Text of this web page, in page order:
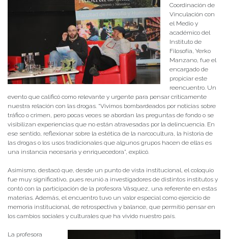
Coordinación de
Vinculación con
el Medio y
académico del
Instituto de
Filosofía, Yerko
Manzano, fue el
encargado de
propiciar este
reencuentro. Un
evento que calificó como relevante y urgente para pensar críticamente
nuestra relación con las drogas. “Vivimos bombardeados por noticias sobre
tráfico o crimen, pero pocas veces se abordan las preguntas de fondo o se
visibilizan experiencias que no están atravesadas por la delincuencia. En
ese sentido, reflexionar sobre la estética de la narcocultura, la historia de
las drogas o los usos tradicionales que algunos grupos hacen de ellas es
una instancia necesaria y enriquecedora”, explicó.
Asimismo, destacó que, desde un punto de vista institucional, el coloquio
fue muy significativo, pues reunió a investigadores de distintos institutos y
contó con la participación de la profesora Vásquez, una referente en estas
materias. Además, el encuentro tuvo un valor especial como ejercicio de
memoria institucional, de retrospectiva y balance, que permitió pensar en
los cambios sociales y culturales que ha vivido nuestro país.
La profesora